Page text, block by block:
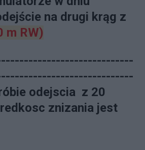
na drugi krąg z
m RW)
odejscia z 20
znizania jest